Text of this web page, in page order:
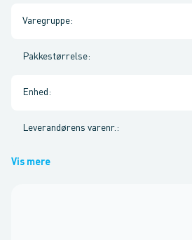
Varegruppe:
Pakkestørrelse:
Enhed :
Leverandørens varenr. :
Vis mere